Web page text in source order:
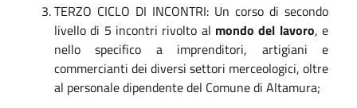
TERZO CICLO DI INCONTRI: Un corso di secondo
livello di 5 incontri rivolto al mondo del lavoro, e
nello specifico a imprenditori, artigiani e
commercianti dei diversi settori merceologici, oltre
al personale dipendente del Comune di Altamura;